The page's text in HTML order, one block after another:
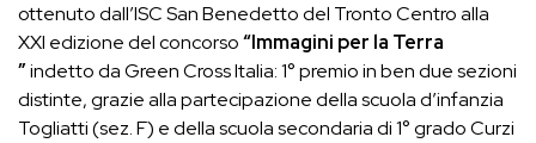
ottenuto dall’ISC San Benedetto del Tronto Centro alla
XXI edizione del concorso“Immagini per la Terra
”indetto da Green Cross Italia: 1° premio in ben due sezioni
distinte, grazie alla partecipazione della scuola d’infanzia
Togliatti (sez. F) e della scuola secondaria di 1° grado Curzi